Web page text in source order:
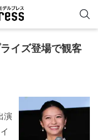
イズ登場で観客
演